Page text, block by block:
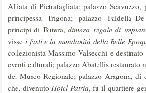
Alliata di Pietratagliata; palazzo Scavuzzo,
principessa Trigona; palazzo
principi di Butera,dimora regale di
visse i fasti e la mondanità della Belle
collezionista Massimo Valsecchi e destinato
eventi culturali; palazzo Abatellis restaurato
del Museo Regionale; palazzo Aragona, di
che, divenuto Hotel Patria, fu il quartiere